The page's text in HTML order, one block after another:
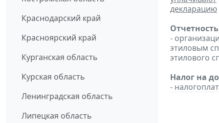
Краснодарский край
Красноярский край
Курганская область
Курская область
Ленинградская область
Липецкая область
декларацию
-
этиловым
этилового
Налог на
-